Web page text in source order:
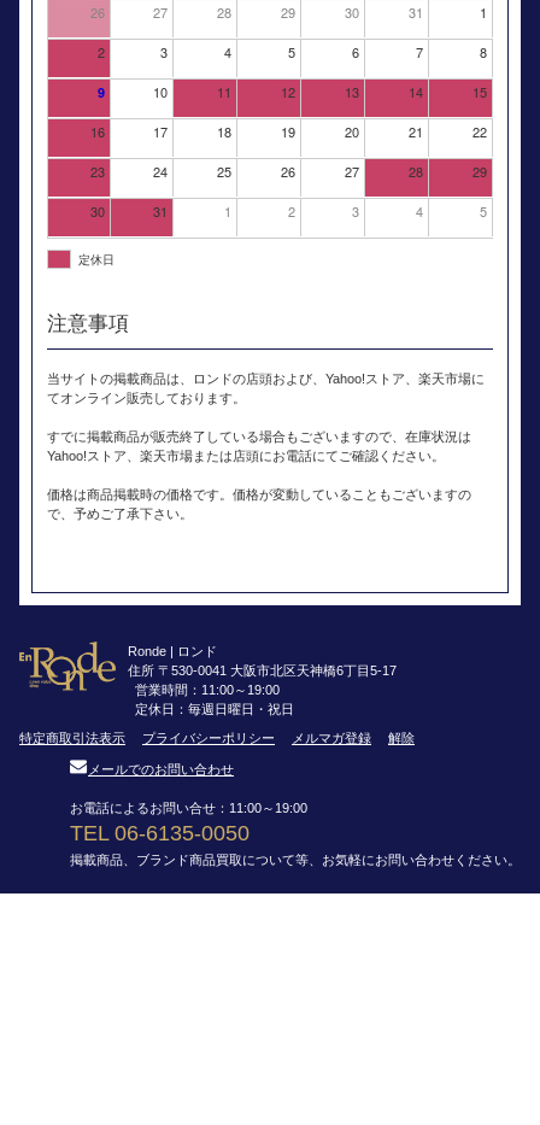
26 27 28 29 30 31 1
2 3 4 5 6 7 8
9 10 11 12 13 14 15
16 17 18 19 20 21 22
23 24 25 26 27 28 29
30 31 1 2 3 4 5
定休日
注意事項
当サイトの掲載商品は、ロンドの店頭および、Yahoo!ストア、楽天市場に
てオンライン販売しております。
すでに掲載商品が販売終了している場合もございますので、在庫状況は
Yahoo!ストア、楽天市場または店頭にお電話にてご確認ください。
価格は商品掲載時の価格です。価格が変動していることもございますの
で、予めご了承下さい。
Ronde | ロンド
住所 〒530-0041 大阪市北区天神橋6丁目5-17
営業時間：11:00～19:00
定休日：毎週日曜日・祝日
特定商取引法表示
プライバシーポリシー メルマガ登録 解除
メールでのお問い合わせ
お電話によるお問い合せ：11:00～19:00
TEL 06-6135-0050
掲載商品、ブランド商品買取について等、お気軽にお問い合わせください。